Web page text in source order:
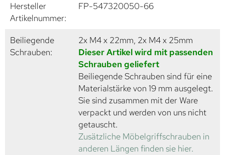
Hersteller
Artikelnummer:
FP-547320050-66
Beiliegende
Schrauben:
2x M4 x 22mm, 2x M4 x 25mm
Dieser Artikel wird mit passenden
Schrauben geliefert
Beiliegende Schrauben sind für eine
Materialstärke von 19 mm ausgelegt.
Sie sind zusammen mit der Ware
verpackt und werden von uns nicht
getauscht.
Zusätzliche Möbelgriffschrauben in
anderen Längen finden sie hier.